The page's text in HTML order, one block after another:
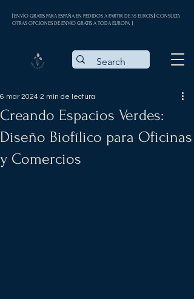
| ENVÍO GRATIS PARA ESPAÑA EN PEDIDOS A PARTIR DE 35 EUROS || CONSULTA
OTRAS OPCIONES DE ENVÍO GRATIS A TODA EUROPA |
Creando Espacios Verdes:
Diseño Biofílico para Oficinas
y Comercios
6 mar 2024 2 min de lectura